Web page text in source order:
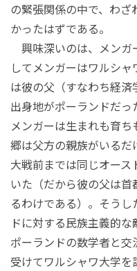
の緊張関係の中で、わ
かったはずである。
興味深いのは、メンガ
してメンガーはワルシ
は彼の父（すなわち経
出身地がポーランドだ
メンガーは生まれも育
郷は父方の親族がいる
大戦前までは同じオー
いた（だから彼の父は
るわけである）。そう
ドに対する民族主義的
ポーランドの数学者と
受けてワルシャワ大学を